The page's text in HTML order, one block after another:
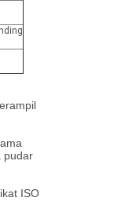
pudar
ISO